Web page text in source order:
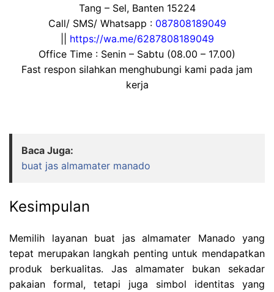
Tang – Sel, Banten 15224
Call/ SMS/ Whatsapp : 087808189049
https://wa.me/6287808189049
Office Time : Senin – Sabtu (08.00 – 17.00)
Fast respon silahkan menghubungi kami pada jam
kerja
Baca Juga:
buat jas almamater manado
Kesimpulan
Memilih layanan buat jas almamater Manado yang
tepat merupakan langkah penting untuk mendapatkan
produk berkualitas. Jas almamater bukan sekadar
pakaian formal, tetapi juga simbol identitas yang